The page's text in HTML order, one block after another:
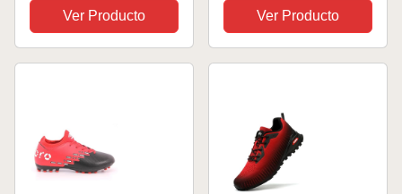
hombre, color azul
amanecer/carb n/rojo
ardiente/verde
Ver Producto
Futbol para Hombre,
Rojo/Blanco/Negro, 42
EU
Ver Producto